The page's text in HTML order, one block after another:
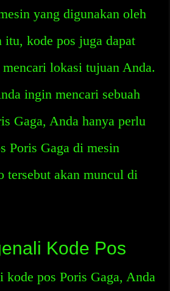
yang digunakan oleh
itu, kode pos juga dapat
lokasi tujuan Anda.
ingin mencari sebuah
Gaga, Anda hanya perlu
Poris Gaga di mesin
tersebut akan muncul di
Kode Pos
kode pos Poris Gaga, Anda